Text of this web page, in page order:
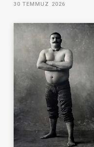
30 TEMMUZ 2026